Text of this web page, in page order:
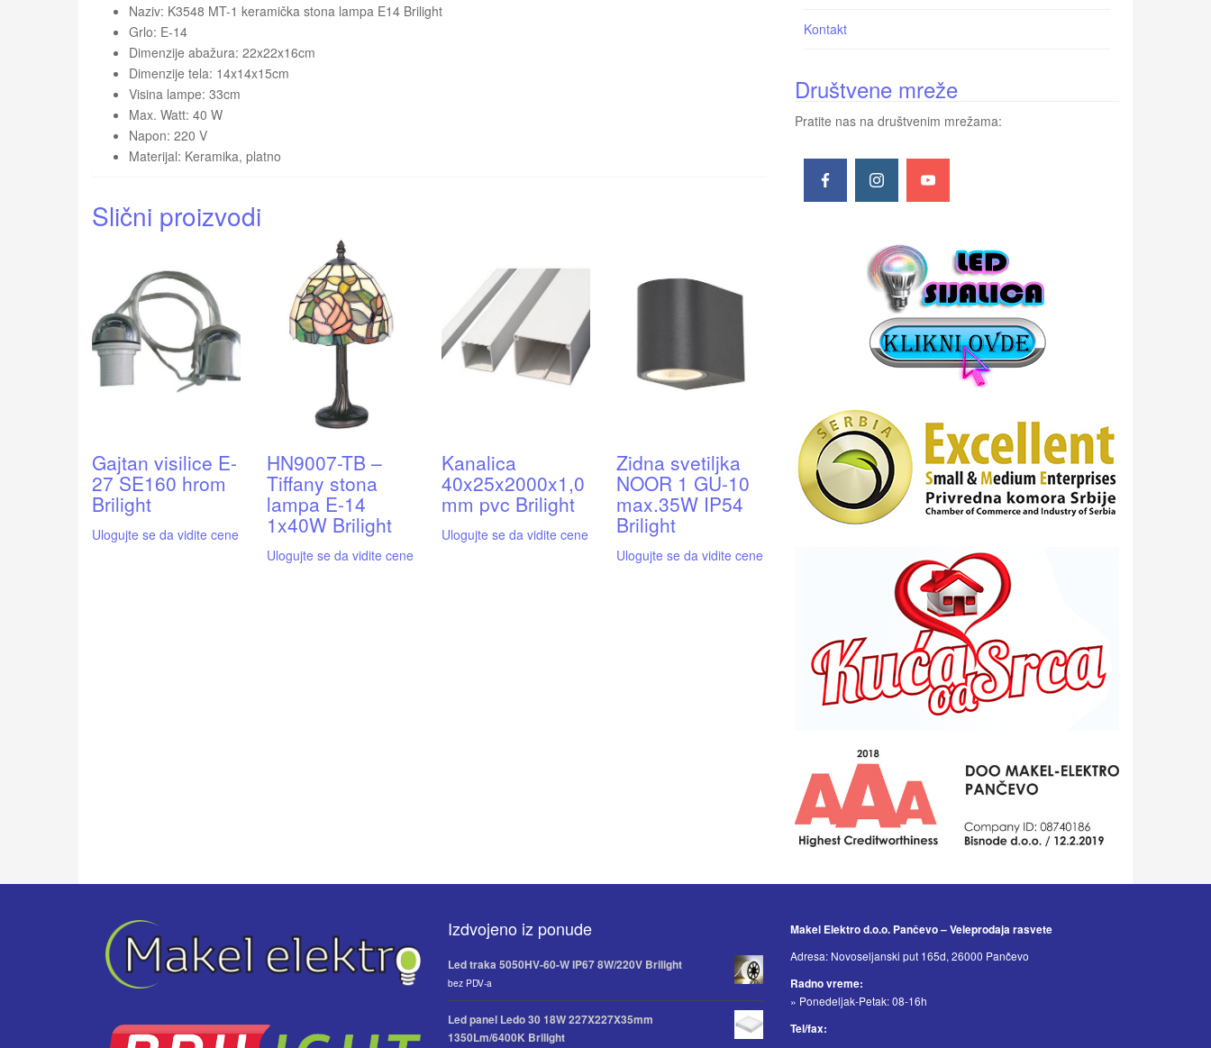
Naziv: K3548 MT-1 keramička stona lampa E14 Brilight
Grlo: E-14
Dimenzije abažura: 22x22x16cm
Dimenzije tela: 14x14x15cm
Visina lampe: 33cm
Max. Watt: 40 W
Napon: 220 V
Materijal: Keramika, platno
Slični proizvodi
Gajtan visilice E-
27 SE160 hrom
Brilight
Ulogujte se da vidite cene
HN9007-TB –
Tiffany stona
lampa E-14
1x40W Brilight
Ulogujte se da vidite cene
Kanalica
40x25x2000x1,0
mm pvc Brilight
Ulogujte se da vidite cene
Zidna svetiljka
NOOR 1 GU-10
max.35W IP54
Brilight
Ulogujte se da vidite cene
Kontakt
Društvene mreže
Pratite nas na društvenim mrežama:
Izdvojeno iz ponude
Led traka 5050HV-60-W IP67 8W/220V Brilight
bez PDV-a
Led panel Ledo 30 18W 227X227X35mm
1350Lm/6400K Brilight
Makel Elektro d.o.o. Pančevo – Veleprodaja rasvete
Adresa: Novoseljanski put 165d, 26000 Pančevo
Radno vreme:
» Ponedeljak-Petak: 08-16h
Tel/fax: